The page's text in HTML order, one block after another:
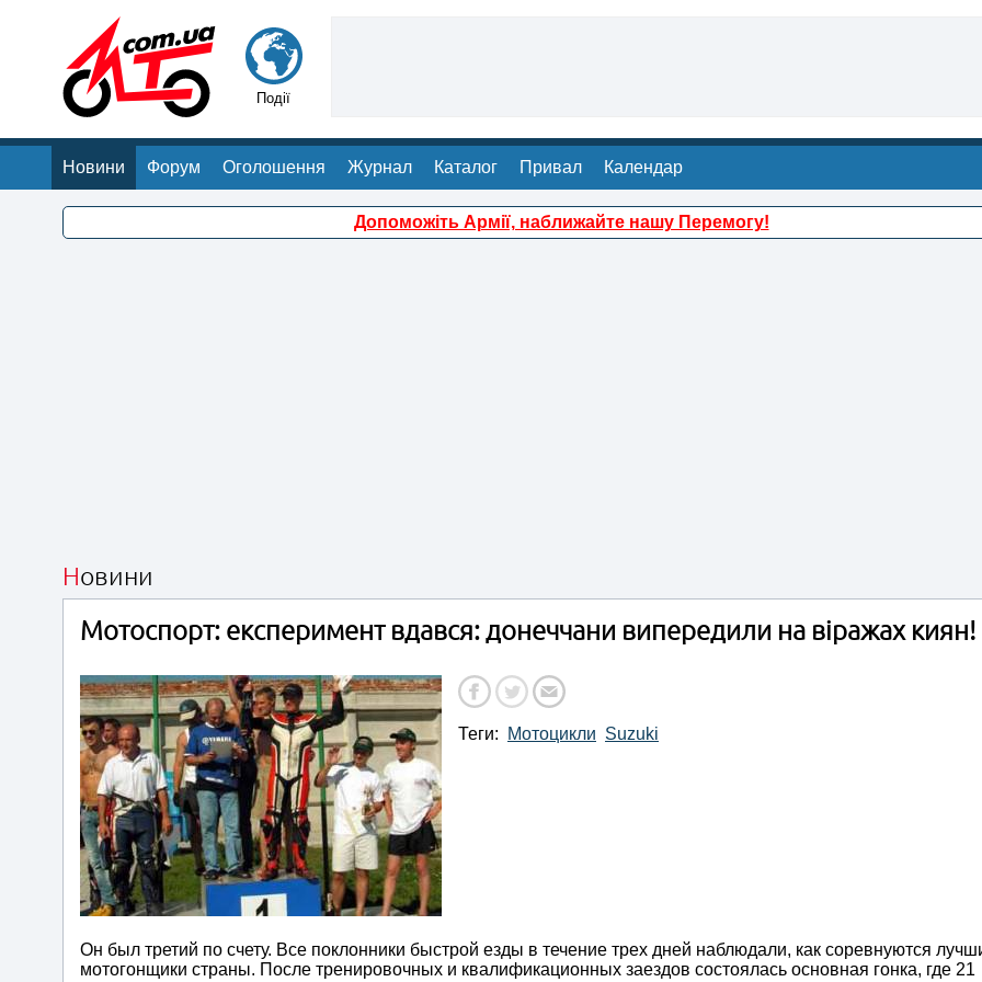
Події
Новини Форум Оголошення Журнал Каталог Привал Календар
Допоможіть Армії, наближайте нашу Перемогу!
Новини
Мотоспорт: експеримент вдався: донеччани випередили на віражах киян!
Теги: Мотоцикли Suzuki
Он был третий по счету. Все поклонники быстрой езды в течение трех дней наблюдали, как соревнуются
мотогонщики страны. После тренировочных и квалификационных заездов состоялась основная гонка, где 21